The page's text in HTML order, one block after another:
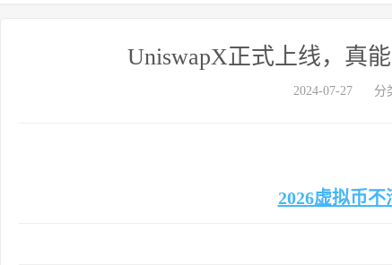
UniswapX正式上线，真
2024-07-27 分
2026虚拟币